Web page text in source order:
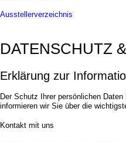
Ausstellerverzeichnis
DATENSCHUTZ
Erklärung zur
Der Schutz Ihrer persönlichen
informieren wir Sie über die
Kontakt mit uns